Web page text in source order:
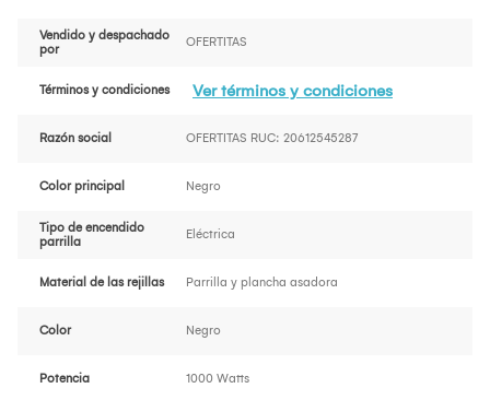
Vendido y despachado
por
OFERTITAS
Términos y condiciones Ver términos y condiciones
Razón social OFERTITAS RUC: 20612545287
Color principal Negro
Tipo de encendido
parrilla
Eléctrica
Material de las rejillas Parrilla y plancha asadora
Color Negro
Potencia 1000 Watts